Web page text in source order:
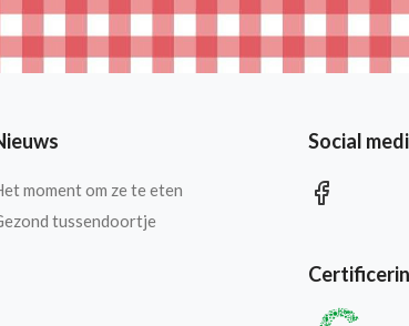
moment om ze te eten
tussendoortje
Social